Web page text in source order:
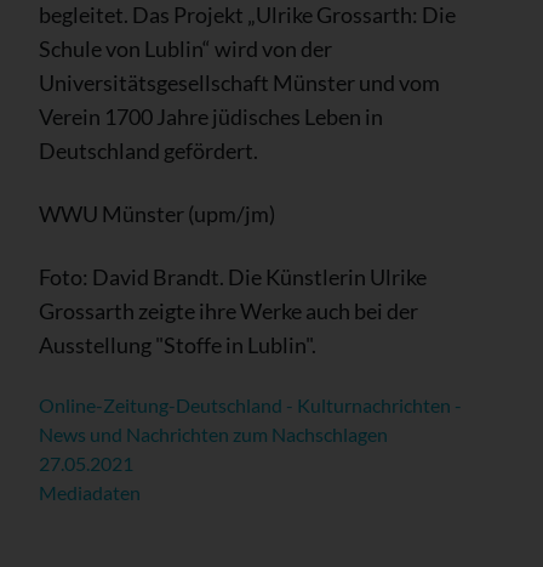
begleitet. Das Projekt „Ulrike Grossarth: Die
Schule von Lublin“ wird von der
Universitätsgesellschaft Münster und vom
Verein 1700 Jahre jüdisches Leben in
Deutschland gefördert.
WWU Münster (upm/jm)
Foto: David Brandt. Die Künstlerin Ulrike
Grossarth zeigte ihre Werke auch bei der
Ausstellung "Stoffe in Lublin".
Online-Zeitung-Deutschland - Kulturnachrichten -
News und Nachrichten zum Nachschlagen
27.05.2021
Mediadaten